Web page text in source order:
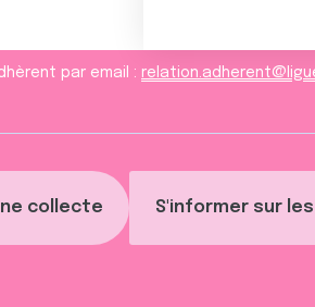
collecte S'informer sur
par email :